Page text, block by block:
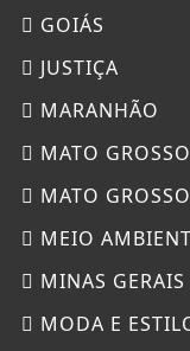
GOIÁS
JUSTIÇA
MARANHÃO
MATO GROSSO
MATO
MEIO
MINAS GERAIS
MODA E